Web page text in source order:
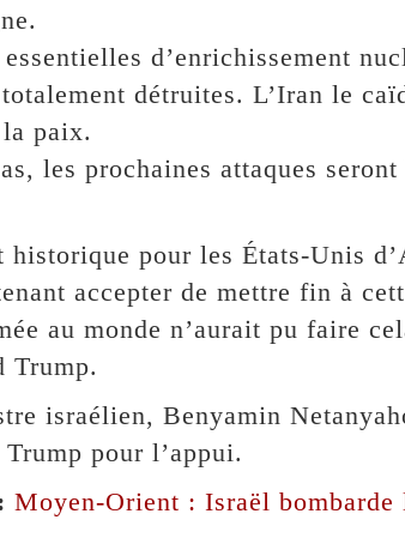
d’enrichissement
détruites. L’Iran le
paix.
les prochaines attaques
historique pour les États-Unis
accepter de mettre fin à
au monde n’aurait pu faire
Trump.
israélien, Benyamin
pour l’appui.
Moyen-Orient : Israël